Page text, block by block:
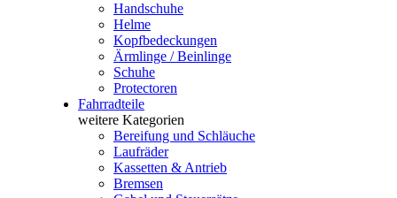
Handschuhe
Helme
Kopfbedeckungen
Ärmlinge / Beinlinge
Schuhe
Protectoren
Fahrradteile
weitere Kategorien
Bereifung und Schläuche
Laufräder
Kassetten & Antrieb
Bremsen